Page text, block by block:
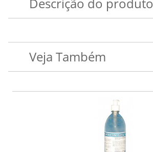
Veja Também